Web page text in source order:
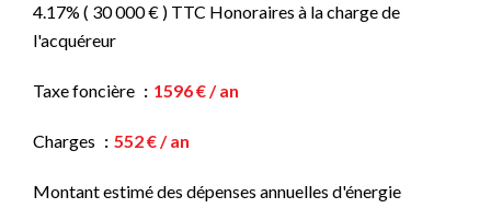
4.17% ( 30 000 € ) TTC Honoraires à la charge de
l'acquéreur
Taxe foncière 1596 € / an
Charges 552 € / an
Montant estimé des dépenses annuelles d'énergie